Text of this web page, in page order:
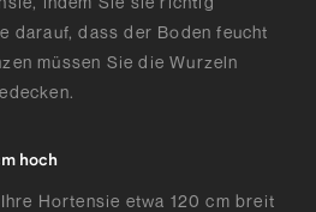
darauf, dass der Boden feucht
müssen Sie die Wurzeln
hoch
Hortensie etwa 120 cm breit